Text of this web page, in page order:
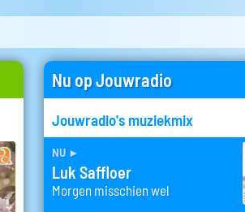
Nu op Jouwradio
Jouwradio's muziekmix
nu ►
Luk Saffloer
Morgen misschien wel